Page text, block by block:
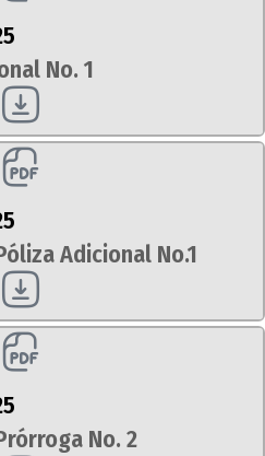
No. 1
Adicional No.1
No. 2